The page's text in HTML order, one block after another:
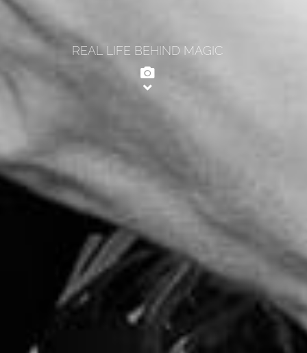
REAL LIFE BEHIND MAGIC